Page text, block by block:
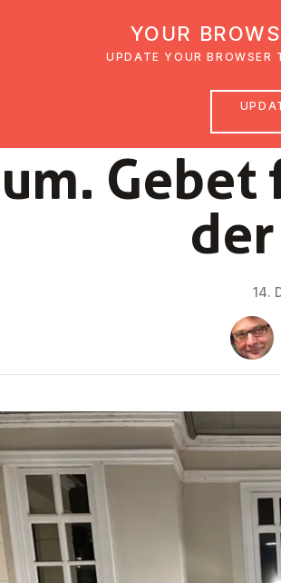
Gemeinden
Gebet
14.
YOUR
UPDATE YOUR BROWSER